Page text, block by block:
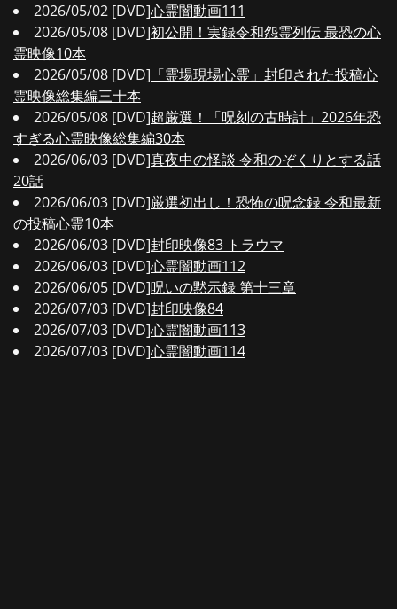
2026/05/02 [DVD]心霊闇動画111
2026/05/08 [DVD]初公開！実録令和怨霊列伝 最恐の心
霊映像10本
2026/05/08 [DVD] 「霊場現場心霊」封印された投稿心
霊映像総集編三十本
2026/05/08 [DVD]超厳選！「呪刻の古時計」2026年恐
すぎる心霊映像総集編30本
2026/06/03 [DVD]真夜中の怪談 令和のぞくりとする話
20話
2026/06/03 [DVD]厳選初出し！恐怖の呪念録 令和最新
の投稿心霊10本
2026/06/03 [DVD]封印映像83 トラウマ
2026/06/03 [DVD]心霊闇動画112
2026/06/05 [DVD]呪いの黙示録 第十三章
2026/07/03 [DVD]封印映像84
2026/07/03 [DVD]心霊闇動画113
2026/07/03 [DVD]心霊闇動画114